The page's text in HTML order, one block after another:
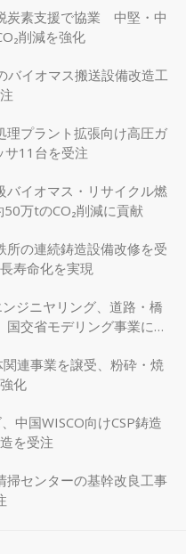
炭素支援で協業 中堅・中
削減を強化
バイオマス搬送設備改造工
理プラント拡張向け高圧ガ
サ11台を受注
イオマス・リサイクル燃
万tのCO₂削減に貢献
所の連続鋳造設備改修を受
寿命化を実現
ジニヤリング、道路・橋
交省モデリング事業に採
連事業を譲受、粉砕・焼
化
中国WISCO向けCSP鋳造
を受注
掃センターの基幹改良工事